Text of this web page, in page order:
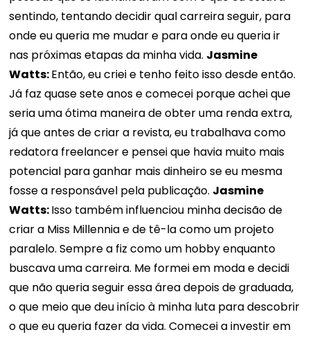
sentindo, tentando decidir qual carreira seguir, para
onde eu queria me mudar e para onde eu queria ir
nas próximas etapas da minha vida. Jasmine
Watts:Então, eu criei e tenho feito isso desde então.
Já faz quase sete anos e comecei porque achei que
seria uma ótima maneira de obter uma renda extra,
já que antes de criar a revista, eu trabalhava como
redatora freelancer e pensei que havia muito mais
potencial para ganhar mais dinheiro se eu mesma
fosse a responsável pela publicação. Jasmine
Watts:Isso também influenciou minha decisão de
criar a Miss Millennia e de tê-la como um projeto
paralelo. Sempre a fiz como um hobby enquanto
buscava uma carreira. Me formei em moda e decidi
que não queria seguir essa área depois de graduada,
o que meio que deu início à minha luta para descobrir
o que eu queria fazer da vida. Comecei a investir em